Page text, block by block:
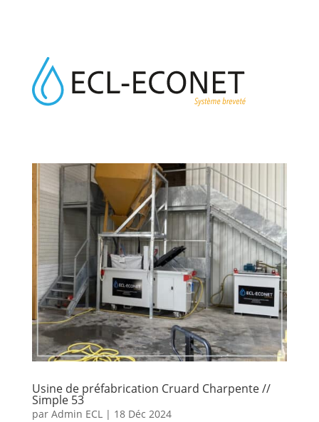
Usine de préfabrication Cruard Charpente //
Simple 53
par Admin ECL| 18 Déc 2024